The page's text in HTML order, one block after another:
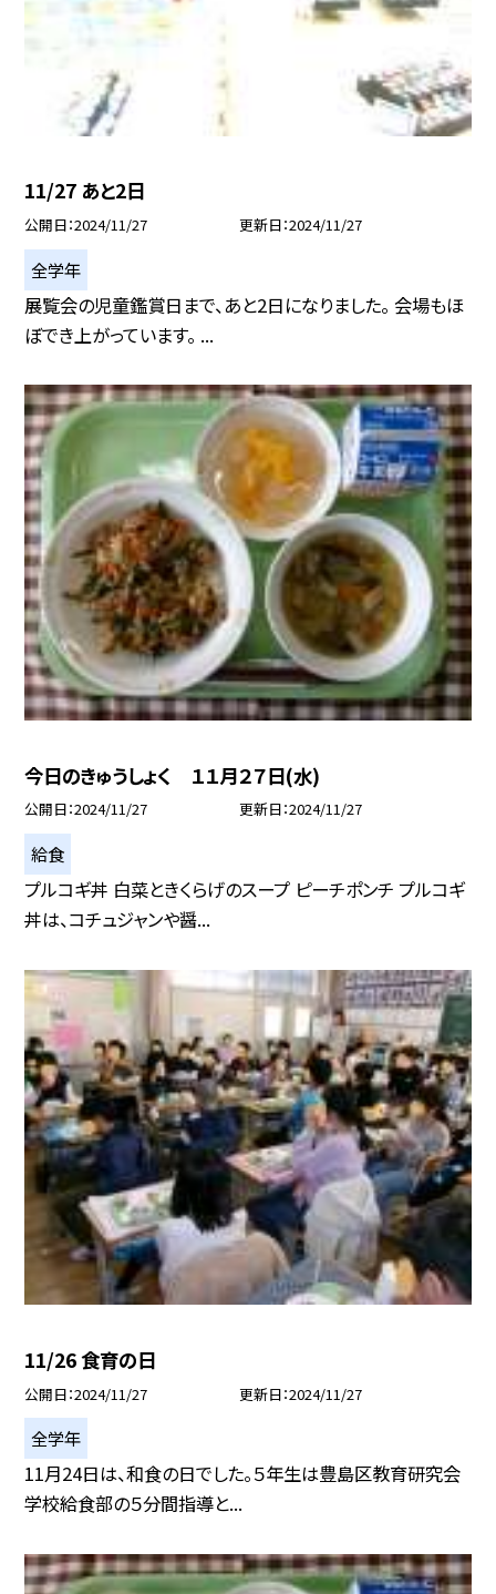
11/27 あと2日
公開日 2024/11/27 更新日 2024/11/27
全学年
展覧会の児童鑑賞日まで、あと2日になりました。 会場もほ
ぼでき上がっています。 ...
今日のきゅうしょく １１月２７日(水)
公開日 2024/11/27 更新日 2024/11/27
給食
プルコギ丼 白菜ときくらげのスープ ピーチポンチ プルコギ
丼は、コチュジャンや醤...
11/26 食育の日
公開日 2024/11/27 更新日 2024/11/27
全学年
11月24日は、和食の日でした。５年生は豊島区教育研究会
学校給食部の５分間指導と...